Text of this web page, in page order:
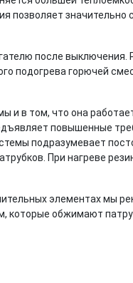
позволяет
после выключения.
подогрева горючей
и в том, что она
повышенные
подразумевает
При нагреве
элементах мы
обжимают